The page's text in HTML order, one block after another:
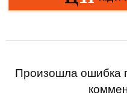
Произошла ошибка